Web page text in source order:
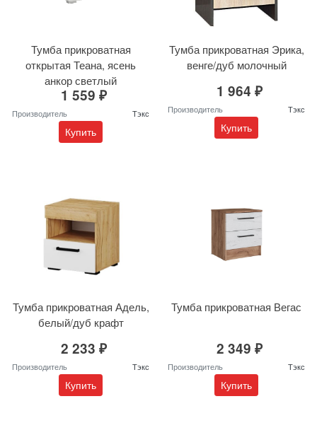
Тумба прикроватная
открытая Теана, ясень
анкор светлый
1 559 ₽
Производитель Тэкс
Купить
Тумба прикроватная Эрика,
венге/дуб молочный
1 964 ₽
Производитель Тэкс
Купить
Тумба прикроватная Адель,
белый/дуб крафт
2 233 ₽
Производитель Тэкс
Купить
Тумба прикроватная Вегас
2 349 ₽
Производитель Тэкс
Купить